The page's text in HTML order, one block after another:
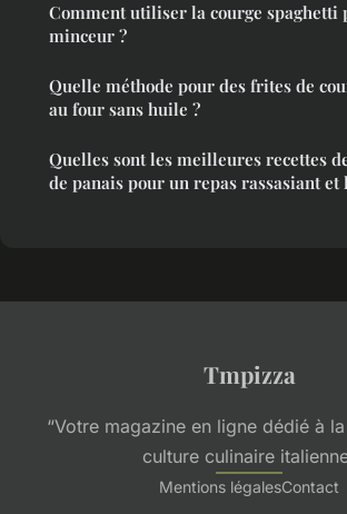
Comment utiliser la courge spaghetti
minceur ?
Quelle méthode pour des frites de
au four sans huile ?
Quelles sont les meilleures recettes
de panais pour un repas rassasiant et
Tmpizza
“Votre magazine en ligne dédié à
culture culinaire
Mentions légalesContact